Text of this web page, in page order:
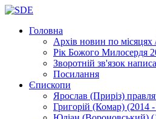
Головна
Архів новин по місяцях
Рік Божого Милосердя
Зворотній зв'язок
Посилання
Єпископи
Ярослав (Приріз)
Григорій (Комар) (2014